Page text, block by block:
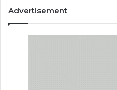
Advertisement